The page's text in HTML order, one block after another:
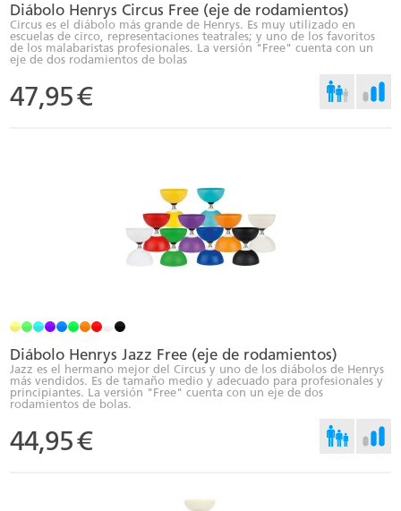
Diábolo Henrys Circus Free (eje de rodamientos)
Circus es el diábolo más grande de Henrys. Es muy utilizado en
escuelas de circo, representaciones teatrales; y uno de los favoritos
de los malabaristas profesionales. La versión "Free" cuenta con un
eje de dos rodamientos de bolas
47,95€
Diábolo Henrys Jazz Free (eje de rodamientos)
Jazz es el hermano mejor del Circus y uno de los diábolos de Henrys
más vendidos. Es de tamaño medio y adecuado para profesionales y
principiantes. La versión "Free" cuenta con un eje de dos
rodamientos de bolas.
44,95€